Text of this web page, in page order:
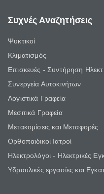
Συχνές Αναζητήσεις
Ψυκτικοί
Κλιματισμός
Επισκευές - Συντήρηση
Συνεργεία Αυτοκινήτων
Λογιστικά Γραφεία
Μεσιτικά Γραφεία
Μετακομίσεις και Μεταφορές
Ορθοπαιδικοί Ιατροί
Ηλεκτρολόγοι - Ηλεκτρικές
Υδραυλικές εργασίες και